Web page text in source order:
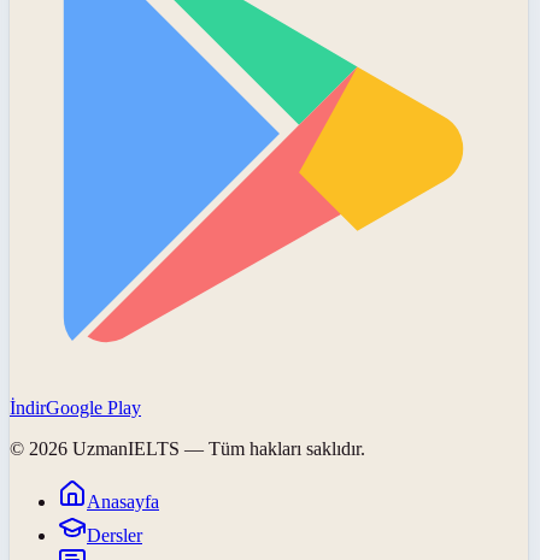
İndirGoogle Play
© 2026 UzmanIELTS — Tüm hakları saklıdır.
Anasayfa
Dersler